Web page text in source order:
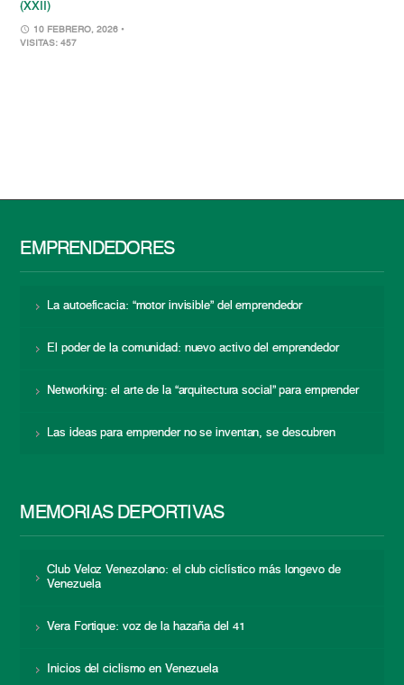
(XXII)
10 FEBRERO, 2026 •
VISITAS: 457
EMPRENDEDORES
La autoeficacia: “motor invisible” del emprendedor
El poder de la comunidad: nuevo activo del emprendedor
Networking: el arte de la “arquitectura social” para emprender
Las ideas para emprender no se inventan, se descubren
MEMORIAS DEPORTIVAS
Club Veloz Venezolano: el club ciclístico más longevo de
Venezuela
Vera Fortique: voz de la hazaña del 41
Inicios del ciclismo en Venezuela